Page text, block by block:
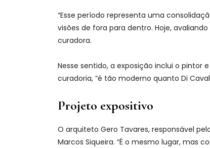
“Esse período representa uma
visões de fora para dentro. Hoje,
curadora.
Nesse sentido, a exposição inclui o pintor
curadoria, “é tão moderno quanto Di
Projeto expositivo
O arquiteto Gero Tavares, responsável
Marcos Siqueira. “É o mesmo lugar, mas